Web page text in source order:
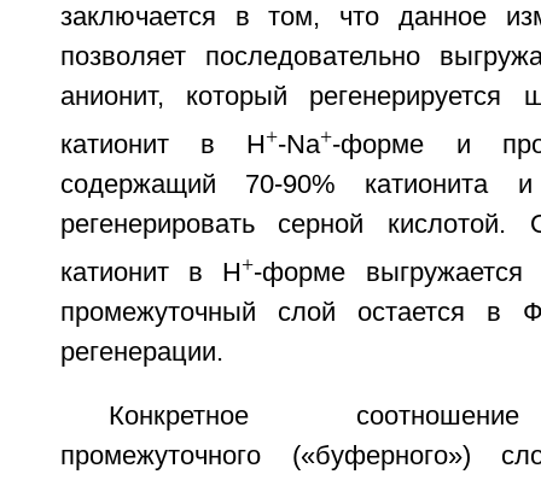
заключается в том, что данное
позволяет последовательно
анионит, который
катионит в H+-Na+-форме и
содержащий 70-90% катионита
регенерировать серной кислотой.
катионит в H+-форме
промежуточный слой остается
регенерации.
Конкретное
промежуточного («буферного»)